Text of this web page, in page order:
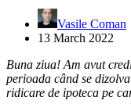
Vasile Coman
13 March 2022
Buna ziua! Am avut
perioada când se
ridicare de ipoteca pe